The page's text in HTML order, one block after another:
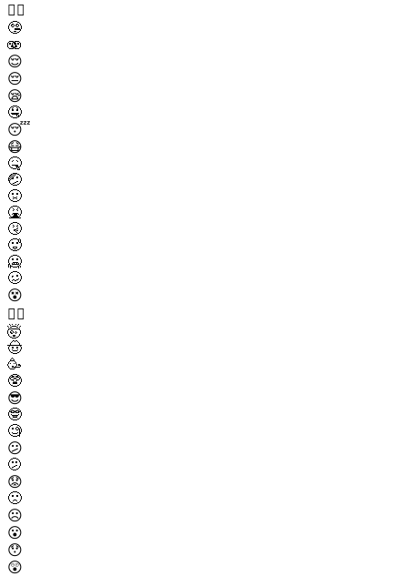
😮‍💨
🤥
🫨
😌
😔
😪
🤤
😴
😷
🤒
🤕
🤢
🤮
🤧
🥵
🥶
🥴
😵
😵‍💫
🤯
🤠
🥳
🥸
😎
🤓
🧐
😕
🫤
😟
🙁
☹️
😮
😯
😲